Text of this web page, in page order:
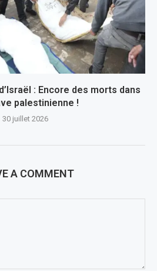
: Encore des morts dans
palestinienne !
30 juillet 2026
A COMMENT